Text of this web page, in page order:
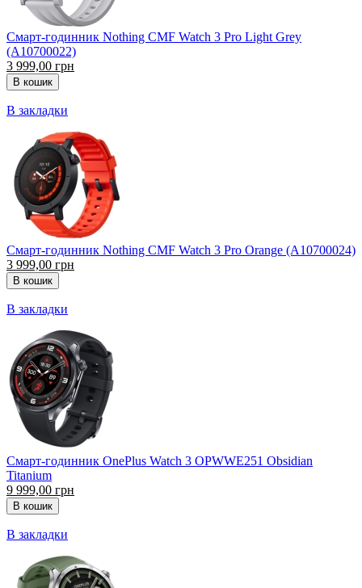
Смарт-годинник Nothing CMF Watch 3 Pro Light Grey
(A10700022)
3 999,00 грн
В закладки
Смарт-годинник Nothing CMF Watch 3 Pro Orange (A10700024)
3 999,00 грн
В закладки
Смарт-годинник OnePlus Watch 3 OPWWE251 Obsidian
Titanium
9 999,00 грн
В закладки